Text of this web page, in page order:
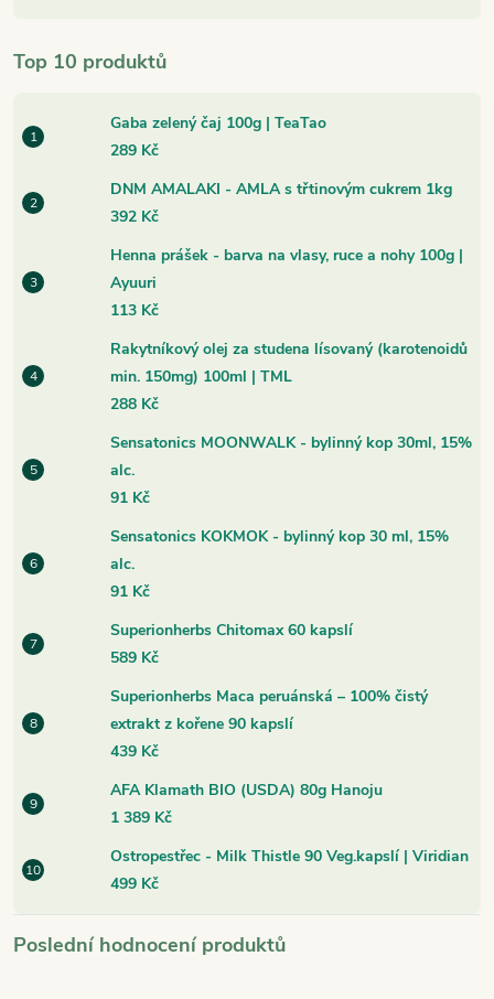
Top 10 produktů
Gaba zelený čaj 100g | TeaTao
289 Kč
DNM AMALAKI - AMLA s třtinovým cukrem 1kg
392 Kč
Henna prášek - barva na vlasy, ruce a nohy 100g |
Ayuuri
113 Kč
Rakytníkový olej za studena lísovaný (karotenoidů
min. 150mg) 100ml | TML
288 Kč
Sensatonics MOONWALK - bylinný kop 30ml, 15%
alc.
91 Kč
Sensatonics KOKMOK - bylinný kop 30 ml, 15%
alc.
91 Kč
Superionherbs Chitomax 60 kapslí
589 Kč
Superionherbs Maca peruánská – 100% čistý
extrakt z kořene 90 kapslí
439 Kč
AFA Klamath BIO (USDA) 80g Hanoju
1 389 Kč
Ostropestřec - Milk Thistle 90 Veg.kapslí | Viridian
499 Kč
Poslední hodnocení produktů